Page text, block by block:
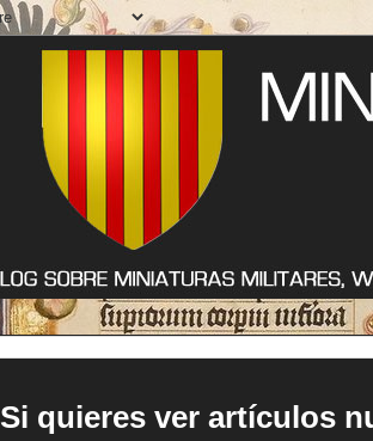
Si quieres ver artículos